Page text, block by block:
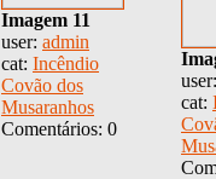
Imagem 11
user: admin
cat: Incêndio
Covão dos
Musaranhos
Comentários: 0
cat: